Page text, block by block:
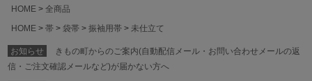
HOME
全商品
HOME
帯 袋帯 振袖用帯 未仕立て
お知らせ
きもの町からのご案内(自動配信メール・お問い合わせメールの返
信・ご注文確認メールなど)が届かない方へ